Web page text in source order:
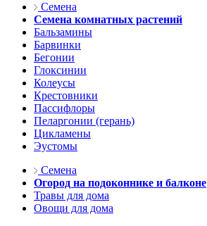
Семена
Семена комнатных растений
Бальзамины
Барвинки
Бегонии
Глоксинии
Колеусы
Крестовники
Пассифлоры
Пеларгонии (герань)
Цикламены
Эустомы
Семена
Огород на подоконнике и балконе
Травы для дома
Овощи для дома